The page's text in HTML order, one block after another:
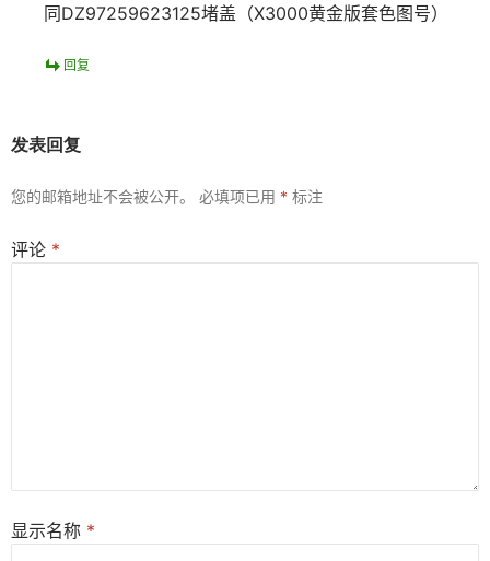
同DZ97259623125堵盖（X3000黄金版套色图号）
回复
发表回复
您的邮箱地址不会被公开。 必填项已用 * 标注
评论 *
显示名称 *